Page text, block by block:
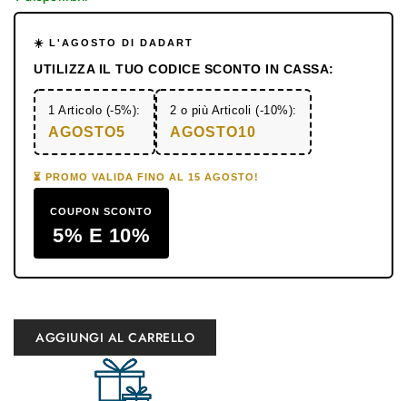
☀️ L'AGOSTO DI DADART
UTILIZZA IL TUO CODICE SCONTO IN CASSA:
1 Articolo (-5%):
AGOSTO5
2 o più Articoli (-10%):
AGOSTO10
⏳ PROMO VALIDA FINO AL 15 AGOSTO!
COUPON SCONTO
5% E 10%
AGGIUNGI AL CARRELLO